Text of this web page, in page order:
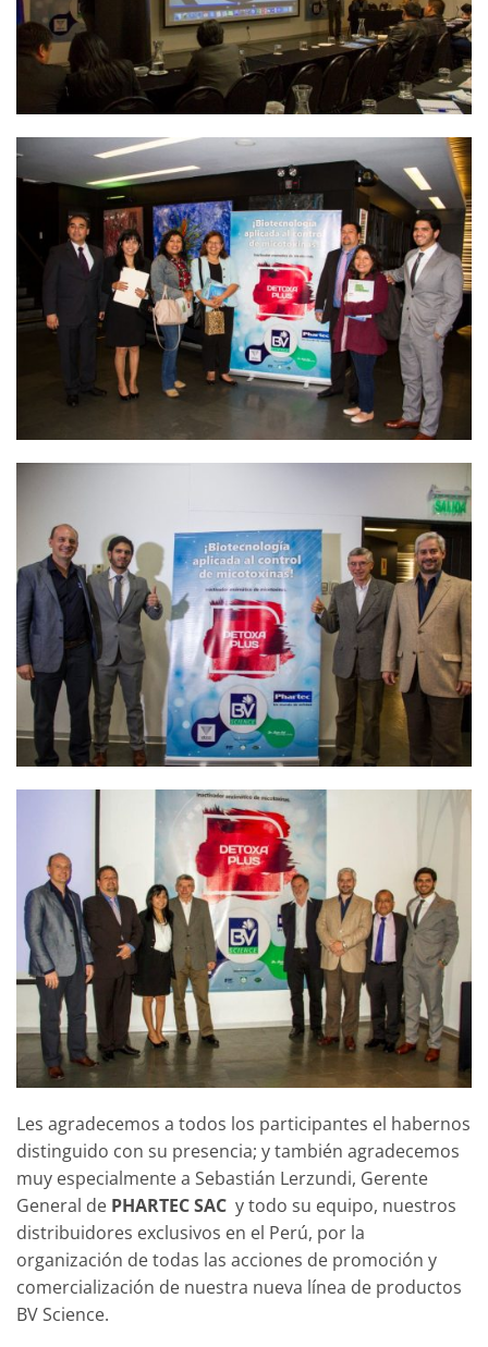
Les agradecemos a todos los participantes el habernos
distinguido con su presencia; y también agradecemos
muy especialmente a Sebastián Lerzundi, Gerente
General de PHARTEC SAC y todo su equipo, nuestros
distribuidores exclusivos en el Perú, por la
organización de todas las acciones de promoción y
comercialización de nuestra nueva línea de productos
BV Science.